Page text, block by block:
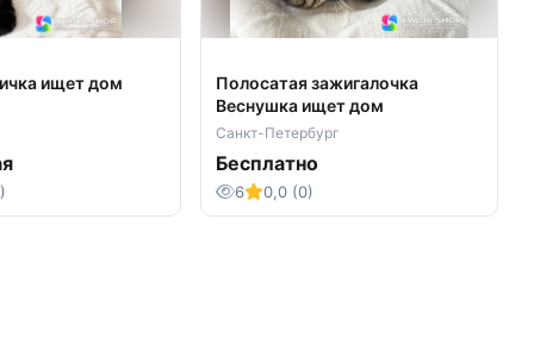
ищет дом
Полосатая зажигалочка
Веснушка ищет дом
Санкт-Петербург
Бесплатно
6 0,0 (0)